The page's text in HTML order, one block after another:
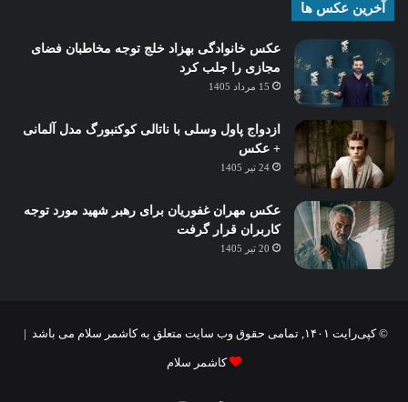
آخرین عکس ها
عکس خانوادگی بهزاد خلج توجه مخاطبان فضای
مجازی را جلب کرد
15 مرداد 1405
ازدواج پاول وسلی با ناتالی کوکنبورگ مدل آلمانی
+ عکس
24 تیر 1405
عکس مهران غفوریان برای رهبر شهید مورد توجه
کاربران قرار گرفت
20 تیر 1405
© کپی‌رایت ۱۴۰۱, تمامی حقوق وب سایت متعلق به کاشمر سلام می باشد |
کاشمر سلام